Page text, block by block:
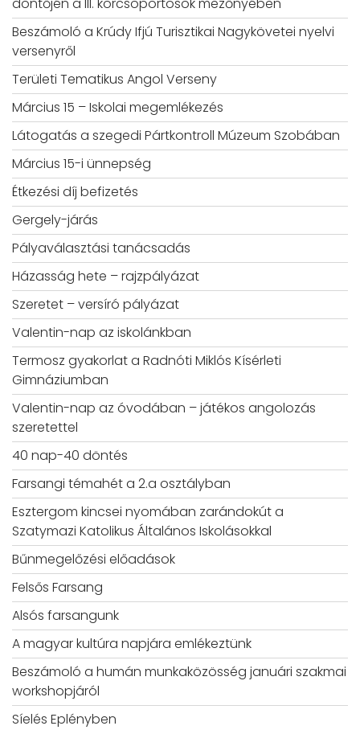
döntőjén a III. korcsoportosok mezőnyében
Beszámoló a Krúdy Ifjú Turisztikai Nagykövetei nyelvi
versenyről
Területi Tematikus Angol Verseny
Március 15 – Iskolai megemlékezés
Látogatás a szegedi Pártkontroll Múzeum Szobában
Március 15-i ünnepség
Étkezési díj befizetés
Gergely-járás
Pályaválasztási tanácsadás
Házasság hete – rajzpályázat
Szeretet – versíró pályázat
Valentin-nap az iskolánkban
Termosz gyakorlat a Radnóti Miklós Kísérleti
Gimnáziumban
Valentin-nap az óvodában – játékos angolozás
szeretettel
40 nap-40 döntés
Farsangi témahét a 2.a osztályban
Esztergom kincsei nyomában zarándokút a
Szatymazi Katolikus Általános Iskolásokkal
Bűnmegelőzési előadások
Felsős Farsang
Alsós farsangunk
A magyar kultúra napjára emlékeztünk
Beszámoló a humán munkaközösség januári szakmai
workshopjáról
Síelés Eplényben